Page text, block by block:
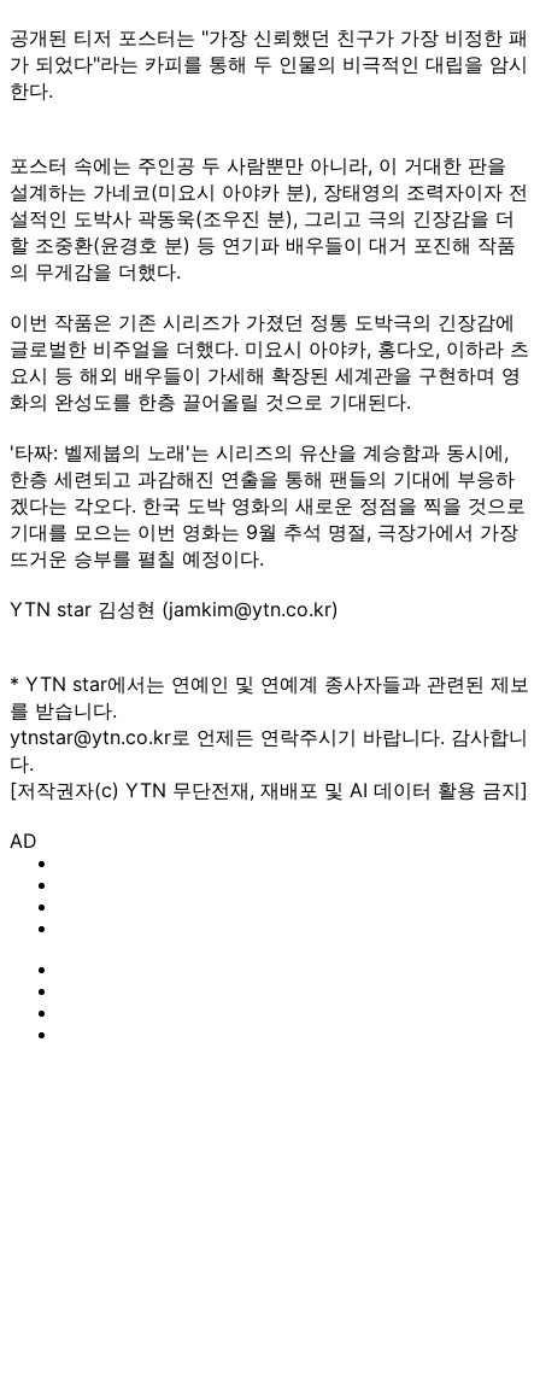
공개된 티저 포스터는 "가장 신뢰했던 친구가 가장 비정한 패
가 되었다"라는 카피를 통해 두 인물의 비극적인 대립을 암시
한다.
포스터 속에는 주인공 두 사람뿐만 아니라, 이 거대한 판을
설계하는 가네코(미요시 아야카 분), 장태영의 조력자이자 전
설적인 도박사 곽동욱(조우진 분), 그리고 극의 긴장감을 더
할 조중환(윤경호 분) 등 연기파 배우들이 대거 포진해 작품
의 무게감을 더했다.
이번 작품은 기존 시리즈가 가졌던 정통 도박극의 긴장감에
글로벌한 비주얼을 더했다. 미요시 아야카, 홍다오, 이하라 츠
요시 등 해외 배우들이 가세해 확장된 세계관을 구현하며 영
화의 완성도를 한층 끌어올릴 것으로 기대된다.
'타짜: 벨제붑의 노래'는 시리즈의 유산을 계승함과 동시에,
한층 세련되고 과감해진 연출을 통해 팬들의 기대에 부응하
겠다는 각오다. 한국 도박 영화의 새로운 정점을 찍을 것으로
기대를 모으는 이번 영화는 9월 추석 명절, 극장가에서 가장
뜨거운 승부를 펼칠 예정이다.
YTN star 김성현 (jamkim@ytn.co.kr)
* YTN star에서는 연예인 및 연예계 종사자들과 관련된 제보
를 받습니다.
ytnstar@ytn.co.kr로 언제든 연락주시기 바랍니다. 감사합니
다.
[저작권자(c) YTN 무단전재, 재배포 및 AI 데이터 활용 금지]
AD